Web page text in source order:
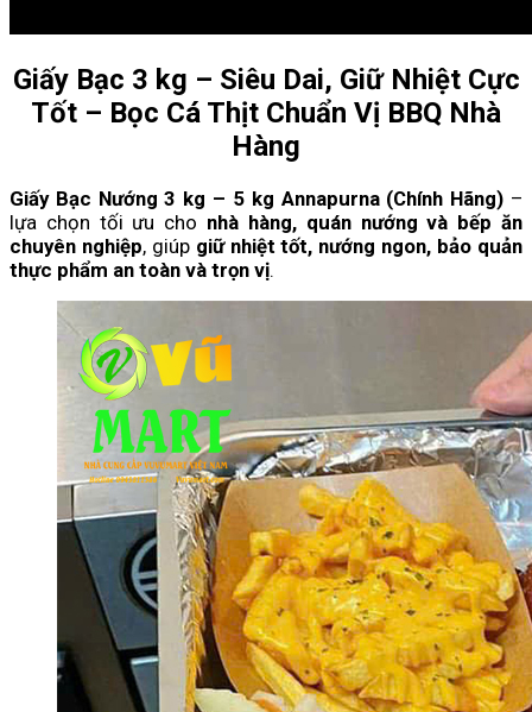
Giấy Bạc 3 kg – Siêu Dai, Giữ Nhiệt Cực
Tốt – Bọc Cá Thịt Chuẩn Vị BBQ Nhà
Hàng
Giấy Bạc Nướng 3 kg – 5 kg Annapurna (Chính Hãng) –
lựa chọn tối ưu cho nhà hàng, quán nướng và bếp ăn
chuyên nghiệp, giúp giữ nhiệt tốt, nướng ngon, bảo quản
thực phẩm an toàn và trọn vị.